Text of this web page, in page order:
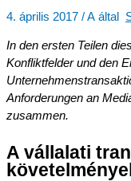
4. ápril­is 2017 / A által
In den ersten Teilen
Konflikt­fel­der und den
Anfor­de­run­gen an
zusammen.
A vállala­ti